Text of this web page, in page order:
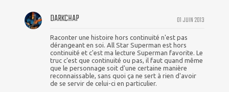
01 JUIN 2013
DARKCHAP
Raconter une histoire hors continuité n'est pas
dérangeant en soi. All Star Superman est hors
continuité et c'est ma lecture Superman favorite. Le
truc c'est que continuité ou pas, il faut quand même
que le personnage soit d'une certaine manière
reconnaissable, sans quoi ça ne sert à rien d'avoir
de se servir de celui-ci en particulier.